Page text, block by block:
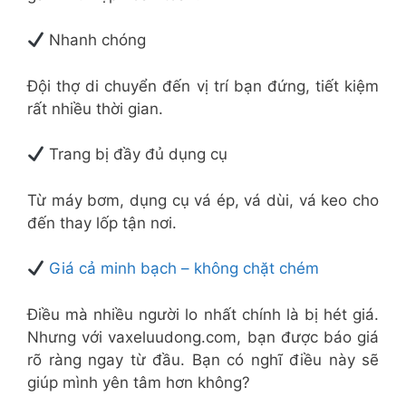
Nhanh chóng
Đội thợ di chuyển đến vị trí bạn đứng, tiết kiệm
rất nhiều thời gian.
Trang bị đầy đủ dụng cụ
Từ máy bơm, dụng cụ vá ép, vá dùi, vá keo cho
đến thay lốp tận nơi.
Giá cả minh bạch – không chặt chém
Điều mà nhiều người lo nhất chính là bị hét giá.
Nhưng với vaxeluudong.com, bạn được báo giá
rõ ràng ngay từ đầu. Bạn có nghĩ điều này sẽ
giúp mình yên tâm hơn không?